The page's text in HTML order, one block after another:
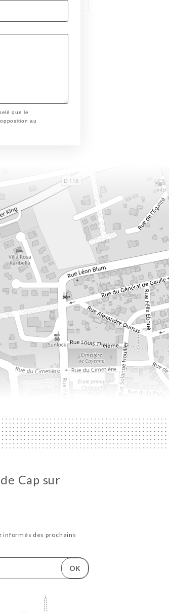
que le
au
Cap sur
des prochains
OK